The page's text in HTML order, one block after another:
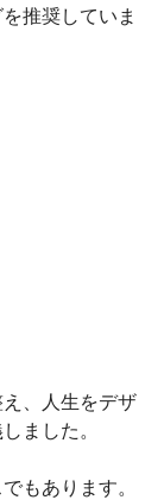
推奨していま
、人生をデザ
ました。
もあります。